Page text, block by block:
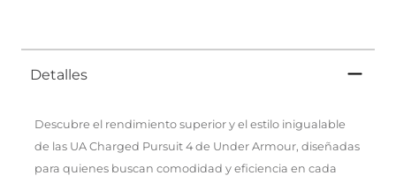
Detalles
Descubre el rendimiento superior y el estilo inigualable
de las UA Charged Pursuit 4 de Under Armour, diseñadas
para quienes buscan comodidad y eficiencia en cada